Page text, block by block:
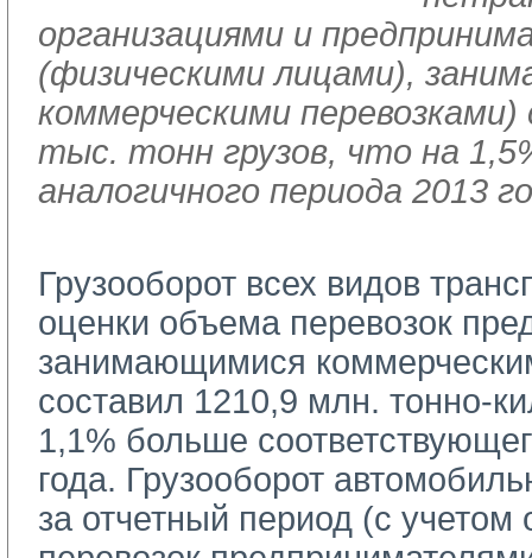
организациями и
(физическими лицами),
коммерческими
тыс. тонн грузов, что на
аналогичного периода 2013
Грузооборот всех видов
оценки объема перевозок
занимающимися
cоставил 1210,9 млн. тонно-
1,1% больше
года. Грузооборот
за отчетный период (с